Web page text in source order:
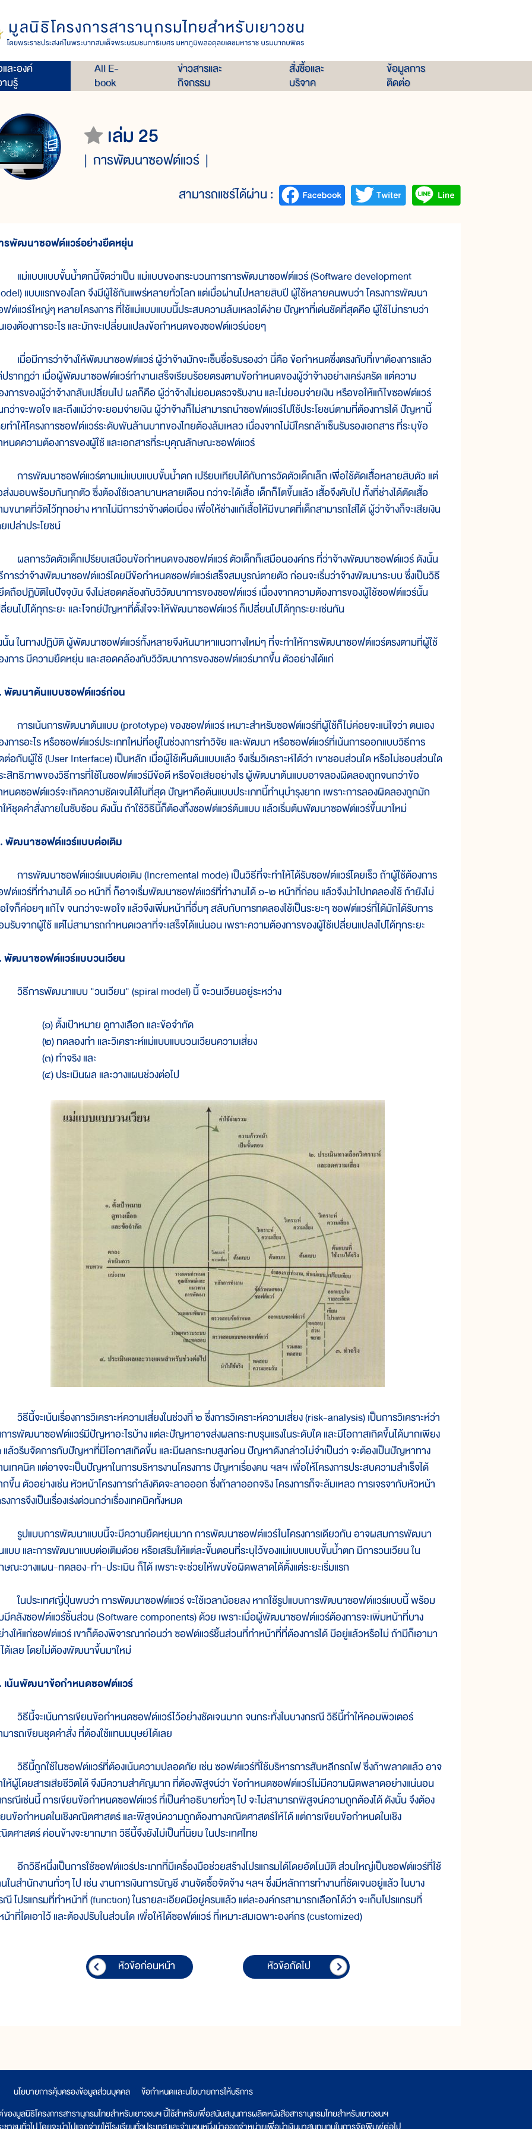
ละองค์
มรู้
All E-
book
ข่าวสารและ
กิจกรรม
สั่งซื้อและ
บริจาค
ข้อมูลการ
ติดต่อ
เล่ม 25
การพัฒนาซอฟต์แวร์
สามารถแชร์ได้ผ่าน :
รพัฒนาซอฟต์แวร์อย่างยืดหยุ่น
แบบแบบขั้นน้ำตกนี้จัดว่าเป็น แม่แบบของกระบวนการการพัฒนาซอฟต์แวร์ (Software development
แบบแรกของโลก จึงมีผู้ใช้กันแพร่หลายทั่วโลก แต่เมื่อผ่านไปหลายสิบปี ผู้ใช้หลายคนพบว่า โครงการพัฒนา
ต์แวร์ใหญ่ๆ หลายโครงการ ที่ใช้แม่แบบแบบนี้ประสบความล้มเหลวได้ง่าย ปัญหาที่เด่นชัดที่สุดคือ ผู้ใช้ไม่ทราบว่า
องต้องการอะไร และมักจะเปลี่ยนแปลงข้อกำหนดของซอฟต์แวร์บ่อยๆ
อมีการว่าจ้างให้พัฒนาซอฟต์แวร์ ผู้ว่าจ้างมักจะเซ็นชื่อรับรองว่า นี่คือ ข้อกำหนดซึ่งตรงกับที่เขาต้องการแล้ว
รากฏว่า เมื่อผู้พัฒนาซอฟต์แวร์ทำงานเสร็จเรียบร้อยตรงตามข้อกำหนดของผู้ว่าจ้างอย่างเคร่งครัด แต่ความ
การของผู้ว่าจ้างกลับเปลี่ยนไป ผลก็คือ ผู้ว่าจ้างไม่ยอมตรวจรับงาน และไม่ยอมจ่ายเงิน หรือขอให้แก้ไขซอฟต์แวร์
ว่าจะพอใจ และถึงแม้ว่าจะยอมจ่ายเงิน ผู้ว่าจ้างก็ไม่สามารถนำซอฟต์แวร์ไปใช้ประโยชน์ตามที่ต้องการได้ ปัญหานี้
ทำให้โครงการซอฟต์แวร์ระดับพันล้านบาทของไทยต้องล้มเหลว เนื่องจากไม่มีใครกล้าเซ็นรับรองเอกสาร ที่ระบุข้อ
นดความต้องการของผู้ใช้ และเอกสารที่ระบุคุณลักษณะซอฟต์แวร์
รพัฒนาซอฟต์แวร์ตามแม่แบบแบบขั้นน้ำตก เปรียบเทียบได้กับการวัดตัวเด็กเล็ก เพื่อใช้ตัดเสื้อหลายสิบตัว แต่
งมอบพร้อมกันทุกตัว ซึ่งต้องใช้เวลานานหลายเดือน กว่าจะได้เสื้อ เด็กก็โตขึ้นแล้ว เสื้อจึงคับไป ทั้งที่ช่างได้ตัดเสื้อ
ขนาดที่วัดไว้ทุกอย่าง หากไม่มีการว่าจ้างต่อเนื่อง เพื่อให้ช่างแก้เสื้อให้มีขนาดที่เด็กสามารถใส่ได้ ผู้ว่าจ้างก็จะเสียเงิน
เปล่าประโยชน์
การวัดตัวเด็กเปรียบเสมือนข้อกำหนดของซอฟต์แวร์ ตัวเด็กก็เสมือนองค์กร ที่ว่าจ้างพัฒนาซอฟต์แวร์ ดังนั้น
การว่าจ้างพัฒนาซอฟต์แวร์โดยมีข้อกำหนดซอฟต์แวร์เสร็จสมบูรณ์ตายตัว ก่อนจะเริ่มว่าจ้างพัฒนาระบบ ซึ่งเป็นวิธี
ดถือปฏิบัติในปัจจุบัน จึงไม่สอดคล้องกับวิวัฒนาการของซอฟต์แวร์ เนื่องจากความต้องการของผู้ใช้ซอฟต์แวร์นั้น
ยนไปได้ทุกระยะ และโจทย์ปัญหาที่ตั้งใจจะให้พัฒนาซอฟต์แวร์ ก็เปลี่ยนไปได้ทุกระยะเช่นกัน
นั้น ในทางปฏิบัติ ผู้พัฒนาซอฟต์แวร์ทั้งหลายจึงหันมาหาแนวทางใหม่ๆ ที่จะทำให้การพัฒนาซอฟต์แวร์ตรงตามที่ผู้ใช้
งการ มีความยืดหยุ่น และสอดคล้องกับวิวัฒนาการของซอฟต์แวร์มากขึ้น ตัวอย่างได้แก่
พัฒนาต้นแบบซอฟต์แวร์ก่อน
รเน้นการพัฒนาต้นแบบ (prototype) ของซอฟต์แวร์ เหมาะสำหรับซอฟต์แวร์ที่ผู้ใช้ก็ไม่ค่อยจะแน่ใจว่า ตนเอง
การอะไร หรือซอฟต์แวร์ประเภทใหม่ที่อยู่ในช่วงการทำวิจัย และพัฒนา หรือซอฟต์แวร์ที่เน้นการออกแบบวิธีการ
อกับผู้ใช้ (User Interface) เป็นหลัก เมื่อผู้ใช้เห็นต้นแบบแล้ว จึงเริ่มวิเคราะห์ได้ว่า เขาชอบส่วนใด หรือไม่ชอบส่วนใด
ะสิทธิภาพของวิธีการที่ใช้ในซอฟต์แวร์มีข้อดี หรือข้อเสียอย่างไร ผู้พัฒนาต้นแบบอาจลองผิดลองถูกจนกว่าข้อ
นดซอฟต์แวร์จะเกิดความชัดเจนได้ในที่สุด ปัญหาคือต้นแบบประเภทนี้ทำนุบำรุงยาก เพราะการลองผิดลองถูกมัก
ห้ชุดคำสั่งภายในซับซ้อน ดังนั้น ถ้าใช้วิธีนี้ก็ต้องทิ้งซอฟต์แวร์ต้นแบบ แล้วเริ่มต้นพัฒนาซอฟต์แวร์ขึ้นมาใหม่
พัฒนาซอฟต์แวร์แบบต่อเติม
รพัฒนาซอฟต์แวร์แบบต่อเติม (Incremental mode) เป็นวิธีที่จะทำให้ได้รับซอฟต์แวร์โดยเร็ว ถ้าผู้ใช้ต้องการ
ต์แวร์ที่ทำงานได้ ๑๐ หน้าที่ ก็อาจเริ่มพัฒนาซอฟต์แวร์ที่ทำงานได้ ๑-๒ หน้าที่ก่อน แล้วจึงนำไปทดลองใช้ ถ้ายังไม่
จก็ค่อยๆ แก้ไข จนกว่าจะพอใจ แล้วจึงเพิ่มหน้าที่อื่นๆ สลับกับการทดลองใช้เป็นระยะๆ ซอฟต์แวร์ที่ได้มักได้รับการ
รับจากผู้ใช้ แต่ไม่สามารถกำหนดเวลาที่จะเสร็จได้แน่นอน เพราะความต้องการของผู้ใช้เปลี่ยนแปลงไปได้ทุกระยะ
พัฒนาซอฟต์แวร์แบบวนเวียน
การพัฒนาแบบ "วนเวียน" (spiral model) นี้ จะวนเวียนอยู่ระหว่าง
ตั้งเป้าหมาย ดูทางเลือก และข้อจำกัด
ทดลองทำ และวิเคราะห์แม่แบบแบบวนเวียนความเสี่ยง
) ทำจริง และ
) ประเมินผล และวางแผนช่วงต่อไป
จะเน้นเรื่องการวิเคราะห์ความเสี่ยงในช่วงที่ ๒ ซึ่งการวิเคราะห์ความเสี่ยง (risk-analysis) เป็นการวิเคราะห์ว่า
ารพัฒนาซอฟต์แวร์มีปัญหาอะไรบ้าง แต่ละปัญหาอาจส่งผลกระทบรุนแรงในระดับใด และมีโอกาสเกิดขึ้นได้มากเพียง
แล้วรีบจัดการกับปัญหาที่มีโอกาสเกิดขึ้น และมีผลกระทบสูงก่อน ปัญหาดังกล่าวไม่จำเป็นว่า จะต้องเป็นปัญหาทาง
เทคนิค แต่อาจจะเป็นปัญหาในการบริหารงานโครงการ ปัญหาเรื่องคน ฯลฯ เพื่อให้โครงการประสบความสำเร็จได้
ขึ้น ตัวอย่างเช่น หัวหน้าโครงการกำลังคิดจะลาอออก ซึ่งถ้าลาออกจริง โครงการก็จะล้มเหลว การเจรจากับหัวหน้า
งการจึงเป็นเรื่องเร่งด่วนกว่าเรื่องเทคนิคทั้งหมด
แบบการพัฒนาแบบนี้จะมีความยืดหยุ่นมาก การพัฒนาซอฟต์แวร์ในโครงการเดียวกัน อาจผสมการพัฒนา
บบ และการพัฒนาแบบต่อเติมด้วย หรือเสริมให้แต่ละขั้นตอนที่ระบุไว้ของแม่แบบแบบขั้นน้ำตก มีการวนเวียน ใน
ณะวางแผน-ทดลอง-ทำ-ประเมิน ก็ได้ เพราะจะช่วยให้พบข้อผิดพลาดได้ตั้งแต่ระยะเริ่มแรก
ประเทศญี่ปุ่นพบว่า การพัฒนาซอฟต์แวร์ จะใช้เวลาน้อยลง หากใช้รูปแบบการพัฒนาซอฟต์แวร์แบบนี้ พร้อม
มีคลังซอฟต์แวร์ชิ้นส่วน (Software components) ด้วย เพราะเมื่อผู้พัฒนาซอฟต์แวร์ต้องการจะเพิ่มหน้าที่บาง
งให้แก่ซอฟต์แวร์ เขาก็ต้องพิจารณาก่อนว่า ซอฟต์แวร์ชิ้นส่วนที่ทำหน้าที่ที่ต้องการได้ มีอยู่แล้วหรือไม่ ถ้ามีก็เอามา
ด้เลย โดยไม่ต้องพัฒนาขึ้นมาใหม่
เน้นพัฒนาข้อกำหนดซอฟต์แวร์
นี้จะเน้นการเขียนข้อกำหนดซอฟต์แวร์ไว้อย่างชัดเจนมาก จนกระทั่งในบางกรณี วิธีนี้ทำให้คอมพิวเตอร์
ารถเขียนชุดคำสั่ง ที่ต้องใช้แทนมนุษย์ได้เลย
นี้ถูกใช้ในซอฟต์แวร์ที่ต้องเน้นความปลอดภัย เช่น ซอฟต์แวร์ที่ใช้บริหารการสับหลีกรถไฟ ซึ่งถ้าพลาดแล้ว อาจ
ให้ผู้โดยสารเสียชีวิตได้ จึงมีความสำคัญมาก ที่ต้องพิสูจน์ว่า ข้อกำหนดซอฟต์แวร์ไม่มีความผิดพลาดอย่างแน่นอน
รณีเช่นนี้ การเขียนข้อกำหนดซอฟต์แวร์ ที่เป็นคำอธิบายทั่วๆ ไป จะไม่สามารถพิสูจน์ความถูกต้องได้ ดังนั้น จึงต้อง
นข้อกำหนดในเชิงคณิตศาสตร์ และพิสูจน์ความถูกต้องทางคณิตศาสตร์ให้ได้ แต่การเขียนข้อกำหนดในเชิง
ศาสตร์ ค่อนข้างจะยากมาก วิธีนี้จึงยังไม่เป็นที่นิยม ในประเทศไทย
วิธีหนึ่งเป็นการใช้ซอฟต์แวร์ประเภทที่มีเครื่องมือช่วยสร้างโปรแกรมได้โดยอัตโนมัติ ส่วนใหญ่เป็นซอฟต์แวร์ที่ใช้
ในสำนักงานทั่วๆ ไป เช่น งานการเงินการบัญชี งานจัดซื้อจัดจ้าง ฯลฯ ซึ่งมีหลักการทำงานที่ชัดเจนอยู่แล้ว ในบาง
โปรแกรมที่ทำหน้าที่ (function) ในรายละเอียดมีอยู่ครบแล้ว แต่ละองค์กรสามารถเลือกได้ว่า จะเก็บโปรแกรมที่
าที่ใดเอาไว้ และต้องปรับในส่วนใด เพื่อให้ได้ซอฟต์แวร์ ที่เหมาะสมเฉพาะองค์กร (customized)
หัวข้อก่อนหน้า หัวข้อถัดไป
นโยบายการคุ้มครองข้อมูลส่วนบุคคล
ข้อกำหนดและนโยบายการให้บริการ
องมูลนิธิโครงการสารานุกรมไทยสำหรับเยาวชนฯ นี้ใช้สำหรับเพื่อสนับสนุนการผลิตหนังสือสารานุกรมไทยสำหรับเยาวชนฯ